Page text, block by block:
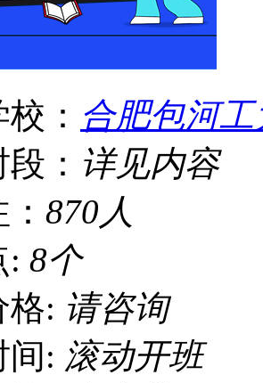
： 合肥包河
段： 详见内容
870人
: 8个
格: 请咨询
间: 滚动开班